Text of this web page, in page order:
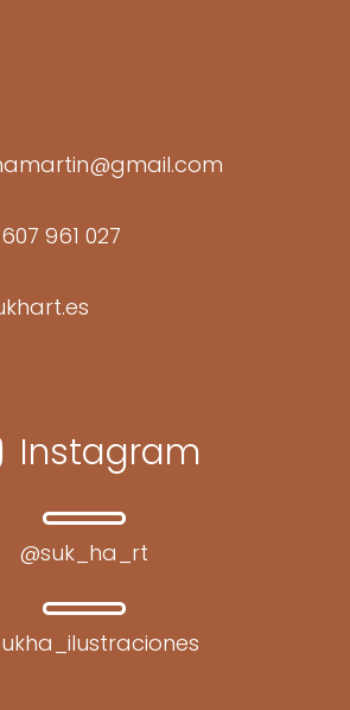
961 027
Instagram
@suk_ha_rt